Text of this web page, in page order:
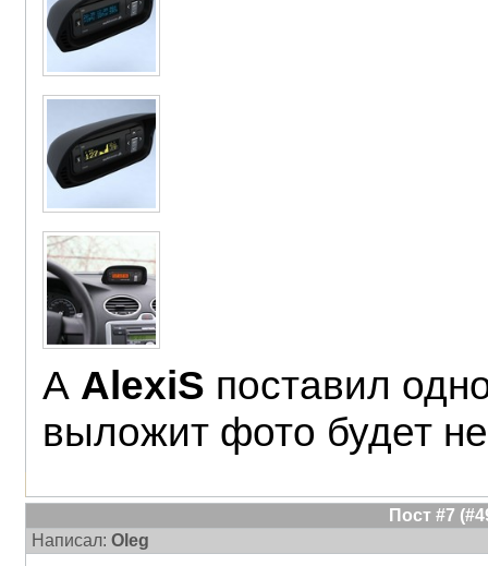
А AlexiS поставил
выложит фото будет
Пост #7
Написал: Oleg